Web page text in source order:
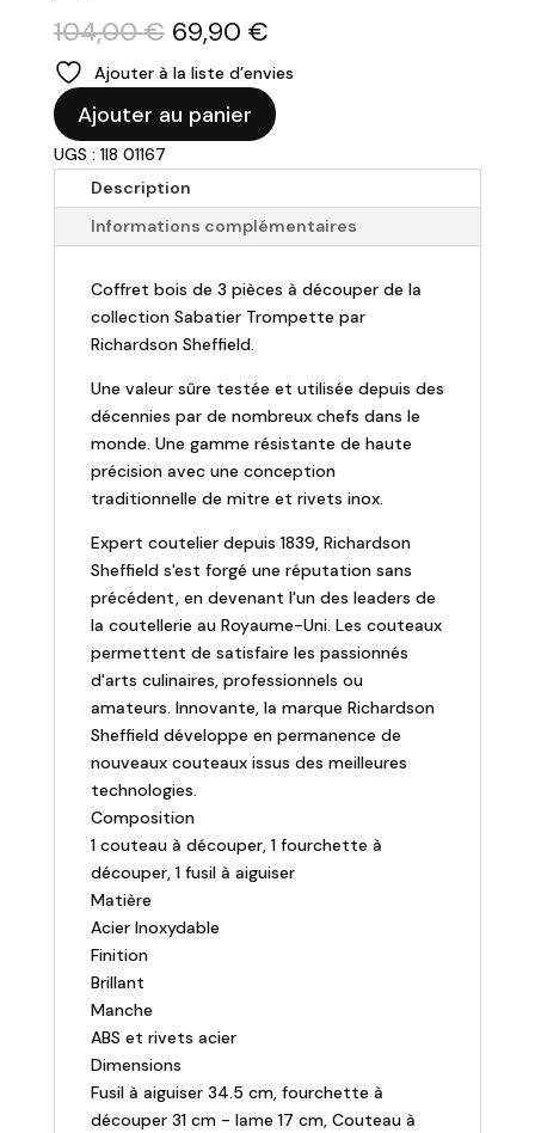
104,00€ Le
prix
initial
était :
104,00 €.
69,90 €Le
prix
actuel
est :
69,90 €.
Ajouter à la liste d’envies
quantité
de
Coffret
Bois
Pièces
Découper
Ajouter au panier
UGS : 1I8 01167
Description
Informations complémentaires
Coffret bois de 3 pièces à découper de la
collection Sabatier Trompette par
Richardson Sheffield.
Une valeur sûre testée et utilisée depuis des
décennies par de nombreux chefs dans le
monde. Une gamme résistante de haute
précision avec une conception
traditionnelle de mitre et rivets inox.
Expert coutelier depuis 1839, Richardson
Sheffield s'est forgé une réputation sans
précédent, en devenant l'un des leaders de
la coutellerie au Royaume-Uni. Les couteaux
permettent de satisfaire les passionnés
d'arts culinaires, professionnels ou
amateurs. Innovante, la marque Richardson
Sheffield développe en permanence de
nouveaux couteaux issus des meilleures
technologies.
Composition
1 couteau à découper, 1 fourchette à
découper, 1 fusil à aiguiser
Matière
Acier Inoxydable
Finition
Brillant
Manche
ABS et rivets acier
Dimensions
Fusil à aiguiser 34.5 cm, fourchette à
découper 31 cm - lame 17 cm, Couteau à